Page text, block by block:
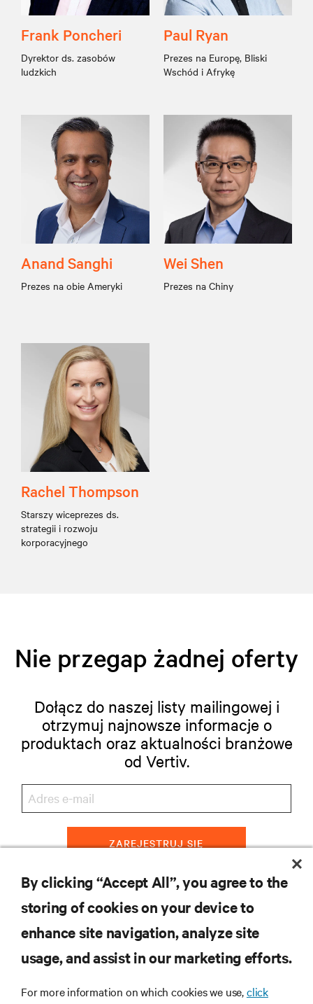
Frank Poncheri
Dyrektor ds. zasobów
ludzkich
Paul Ryan
Prezes na Europę, Bliski
Wschód i Afrykę
Anand Sanghi
Prezes na obie Ameryki
Wei Shen
Prezes na Chiny
Rachel Thompson
Starszy wiceprezes ds.
strategii i rozwoju
korporacyjnego
Nie przegap żadnej oferty
Dołącz do naszej listy mailingowej i
otrzymuj najnowsze informacje o
produktach oraz aktualności branżowe
od Vertiv.
ZAREJESTRUJ SIĘ
WSPARCIE
By clicking “Accept All”, you agree to the
storing of cookies on your device to
enhance site navigation, analyze site
usage, and assist in our marketing efforts.
For more information on which cookies we use,click